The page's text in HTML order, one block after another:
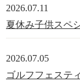
2026.07.11
夏休み子供スペ
2026.07.05
ゴルフフェステ